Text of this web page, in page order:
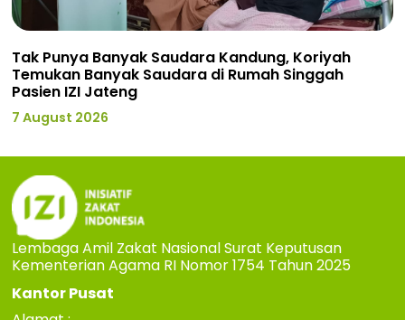
Tak Punya Banyak Saudara Kandung, Koriyah
Temukan Banyak Saudara di Rumah Singgah
Pasien IZI Jateng
7 August 2026
Lembaga Amil Zakat Nasional Surat Keputusan
Kementerian Agama RI Nomor 1754 Tahun 2025
Kantor Pusat